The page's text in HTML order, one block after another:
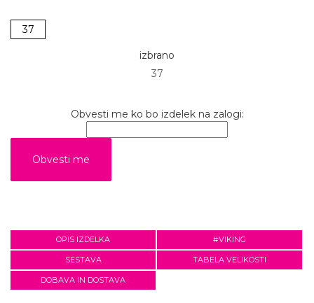
37
izbrano
37
Obvesti me ko bo izdelek na zalogi:
OPIS IZDELKA #VIKING
SESTAVA TABELA VELIKOSTI
DOBAVA IN DOSTAVA